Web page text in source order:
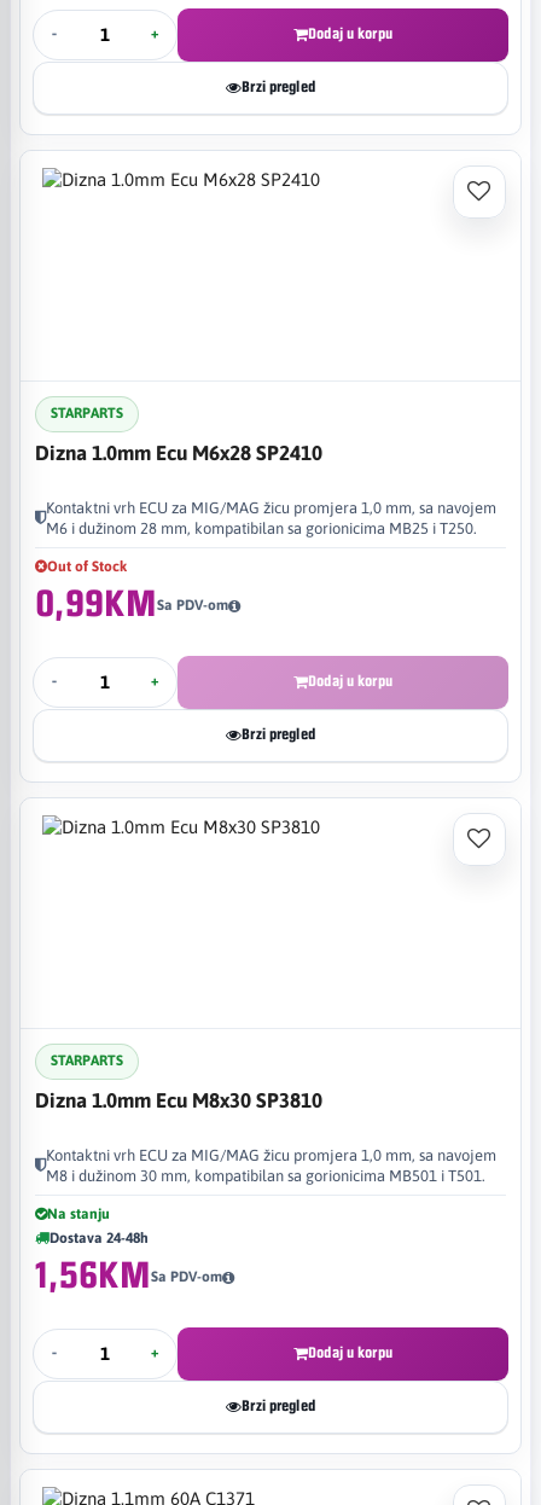
- + Dodaj u korpu
Brzi pregled
STARPARTS
Dizna 1.0mm Ecu M6x28 SP2410
Kontaktni vrh ECU za MIG/MAG žicu promjera 1,0 mm, sa navojem
M6 i dužinom 28 mm, kompatibilan sa gorionicima MB25 i T250.
Out of Stock
0,99KMSa PDV-om
- + Dodaj u korpu
Brzi pregled
STARPARTS
Dizna 1.0mm Ecu M8x30 SP3810
Kontaktni vrh ECU za MIG/MAG žicu promjera 1,0 mm, sa navojem
M8 i dužinom 30 mm, kompatibilan sa gorionicima MB501 i T501.
Na stanju
Dostava 24-48h
1,56KMSa PDV-om
- + Dodaj u korpu
Brzi pregled